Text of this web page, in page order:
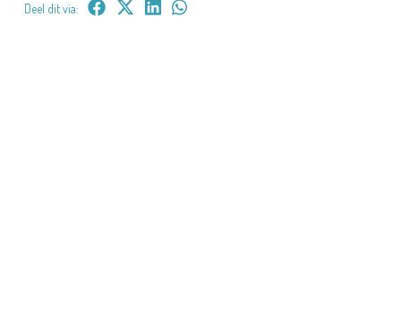
Deel dit via: